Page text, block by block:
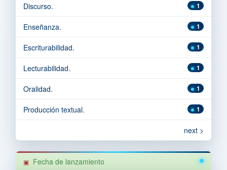
1
Discurso.
1
Enseñanza.
1
Escriturabilidad.
1
Lecturabilidad.
1
Oralidad.
1
Producción textual.
next >
Fecha de lanzamiento